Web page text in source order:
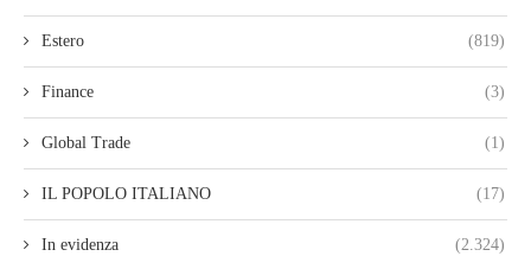
Estero (819)
Finance (3)
Global Trade (1)
IL POPOLO ITALIANO (17)
In evidenza (2.324)